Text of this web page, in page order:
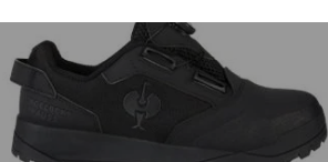
S1 Bezpečnostná obuv e.s. Nakuru